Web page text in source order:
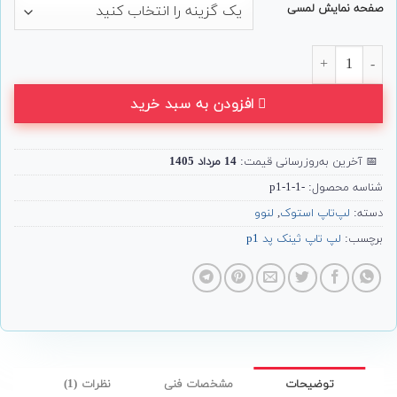
صفحه نمایش لمسی
لپ تاپ 15 اینچی Lenovo مدل ThinkPad P1 Gen 3 عدد
افزودن به سبد خرید
📅 آخرین به‌روزرسانی قیمت: 14 مرداد 1405
شناسه محصول: -p1-1-1
دسته: لپ‌تاپ استوک, لنوو
برچسب: لپ تاپ ثینک پد p1
توضیحات مشخصات فنی نظرات (1)